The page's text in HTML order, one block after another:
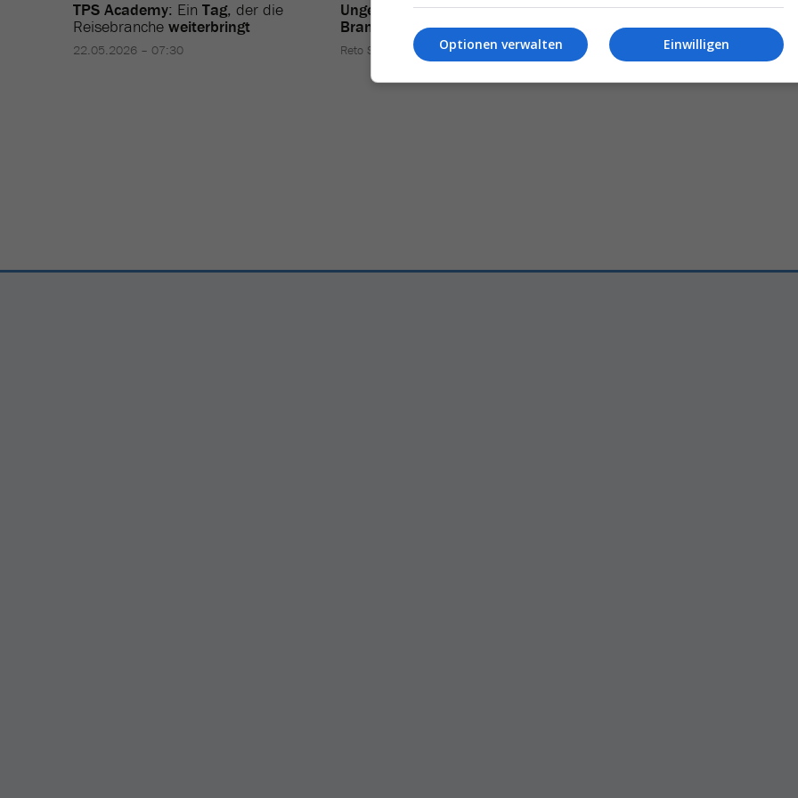
TPS Academy: Ein Tag, der die
Reisebranche weiterbringt
22.05.2026 – 07:30
Ungewollte Pausefür einen
Branchen-EventmitStrahlkraft
Reto Suter 02.06.2026 – 11:00
«Werbezahltschon800
einenanderthalbstündigen
Reto Suter 09.07.2026 – 11:09
Einwilligen
Optionen verwalten